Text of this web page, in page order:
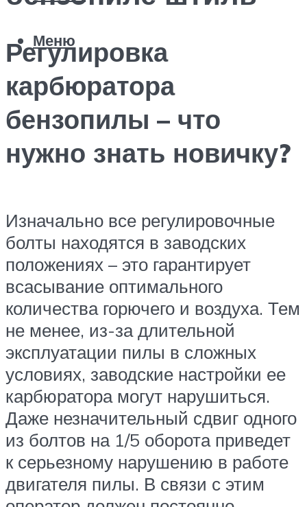
Меню
Регулировка
карбюратора
бензопилы – что
нужно знать новичку?
Изначально все регулировочные
болты находятся в заводских
положениях – это гарантирует
всасывание оптимального
количества горючего и воздуха. Тем
не менее, из-за длительной
эксплуатации пилы в сложных
условиях, заводские настройки ее
карбюратора могут нарушиться.
Даже незначительный сдвиг одного
из болтов на 1/5 оборота приведет
к серьезному нарушению в работе
двигателя пилы. В связи с этим